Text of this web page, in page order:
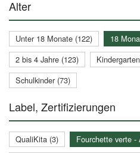
Alter
Unter 18 Monate (122)
18
2 bis 4 Jahre (123)
Schulkinder (73)
Label, Zertifizierungen
QualiKita (3)
Fourchette verte -